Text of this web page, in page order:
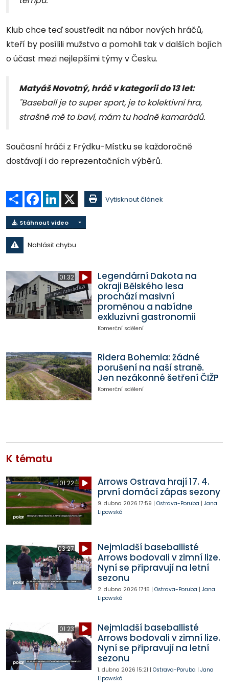
Klub chce teď soustředit na nábor nových hráčů,
kteří by posílili mužstvo a pomohli tak v dalších bojích
o účast mezi nejlepšími týmy v Česku.
Matyáš Novotný, hráč v kategorii do 13 let:
"Baseball je to super sport, je to kolektivní hra,
strašně mě to baví, mám tu hodně kamarádů.
Současní hráči z Frýdku-Místku se každoročně
dostávají i do reprezentačních výběrů.
Sdílet Facebook
LinkedIn Vytisknout článek
Stáhnout video
Nahlásit chybu
01:32
Legendární Dakota na
okraji Bělského lesa
prochází masivní
proměnou a nabídne
exkluzivní gastronomii
Komerční sdělení
Ridera Bohemia: žádné
porušení na naší straně.
Jen nezákonné šetření ČIŽP
Komerční sdělení
K tématu
01:22
Arrows Ostrava hrají 17. 4.
první domácí zápas sezony
9. dubna 2026 17:59 | Ostrava-Poruba | Jana
Lipowská
03:27
Nejmladší baseballisté
Arrows bodovali v zimní lize.
Nyní se připravují na letní
sezonu
2. dubna 2026 17:15 | Ostrava-Poruba | Jana
Lipowská
01:23
Nejmladší baseballisté
Arrows bodovali v zimní lize.
Nyní se připravují na letní
sezonu
1. dubna 2026 15:21 | Ostrava-Poruba | Jana
Lipowská